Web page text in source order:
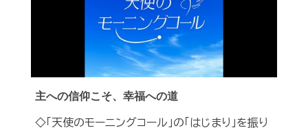
主への信仰こそ、幸福への道
◇「天使のモーニングコール」の「はじまり」を振り